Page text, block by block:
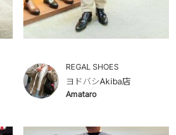
REGAL SHOES
ヨドバシAkiba店
Amataro